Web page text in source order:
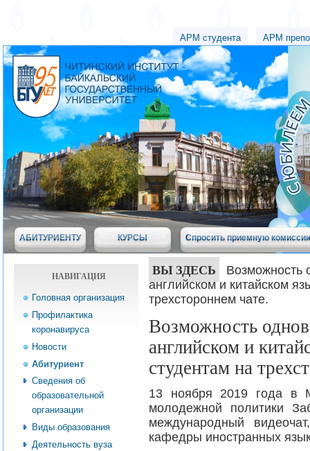
АРМ студента АРМ
АБИТУРИЕНТУ КУРСЫ Спросить приемную
НАВИГАЦИЯ
Головная организация
Профилактика
коронавируса
Новости
Абитуриент
Сведения об
образовательной
организации
Виды образования
Деятельность вуза
ВЫ ЗДЕСЬ
Возможность
английском и китайском
трехстороннем чате.
Возможность
английском и
студентам на
13 ноября 2019 года в
молодежной политики
международный
кафедры иностранных